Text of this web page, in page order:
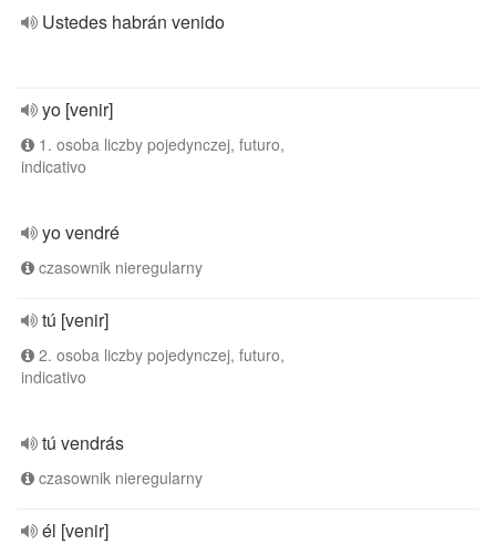
Ustedes habrán venido
yo [venir]
1. osoba liczby pojedynczej, futuro,
indicativo
yo vendré
czasownik nieregularny
tú [venir]
2. osoba liczby pojedynczej, futuro,
indicativo
tú vendrás
czasownik nieregularny
él [venir]